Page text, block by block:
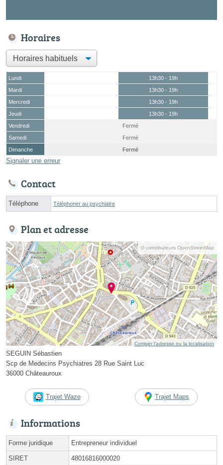
Horaires
Lundi
13h30 - 19h
Mardi
13h30 - 19h
Mercredi
13h30 - 19h
Jeudi
13h30 - 19h
Vendredi
Fermé
Samedi
Fermé
Dimanche
Fermé
Signaler une erreur
Contact
Téléphone Téléphoner au psychiatre
Plan et adresse
© contributeurs OpenStreetMap
Corriger l’adresse ou la localisation
SEGUIN Sébastien
Scp de Medecins Psychiatres 28 Rue Saint Luc
36000 Châteauroux
Trajet Waze Trajet Maps
Informations
Forme juridique Entrepreneur individuel
SIRET 48016816000020